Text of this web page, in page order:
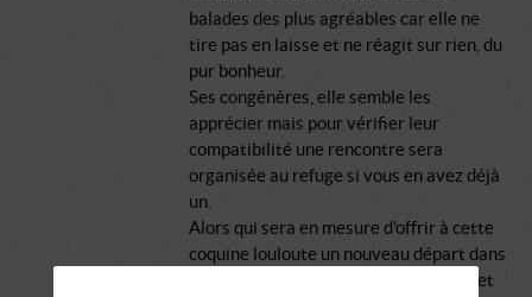
balades des plus agréables car elle ne
tire pas en laisse et ne réagit sur rien, du
pur bonheur.
Ses congénères, elle semble les
apprécier mais pour vérifier leur
compatibilité une rencontre sera
organisée au refuge si vous en avez déjà
un.
Alors qui sera en mesure d'offrir à cette
coquine louloute un nouveau départ dans
une famille où les balades, le partage et